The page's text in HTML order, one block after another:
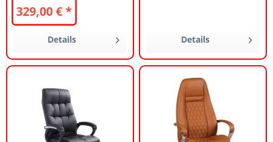
329,00 € *
Details Details